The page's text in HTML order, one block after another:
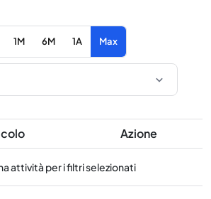
1M 6M 1A Max
Azione
attività per i filtri selezionati